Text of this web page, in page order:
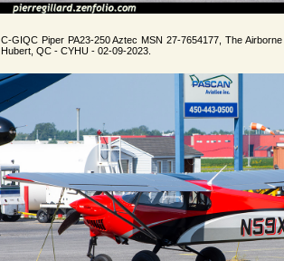
C-GIQC Piper PA23-250 Aztec MSN 27-7654177, The
Hubert, QC - CYHU - 02-09-2023.